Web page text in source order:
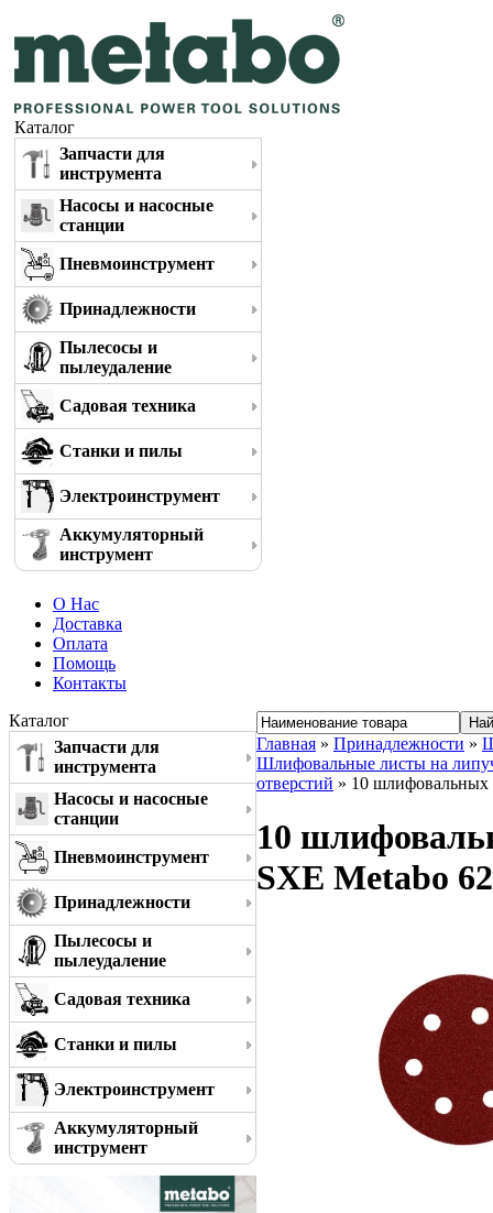
Каталог
Запчасти для
инструмента
Насосы и насосные
станции
Пневмоинструмент
Принадлежности
Пылесосы и
пылеудаление
Садовая техника
Станки и пилы
Электроинструмент
Аккумуляторный
инструмент
О Нас
Доставка
Оплата
Помощь
Контакты
Каталог
Запчасти для
инструмента
Насосы и насосные
станции
Пневмоинструмент
Принадлежности
Пылесосы и
пылеудаление
Садовая техника
Станки и пилы
Электроинструмент
Аккумуляторный
инструмент
Главная » Принадлежности »
Шлифовальные листы на
отверстий » 10 шлифовальных
10
SXE Metabo